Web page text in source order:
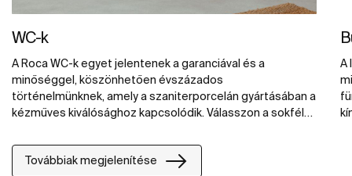
WC-k
A Roca WC-k egyet jelentenek a garanciával és a
minőséggel, köszönhetően évszázados
történelmünknek, amely a szaniterporcelán gyártásában a
kézműves kiválósághoz kapcsolódik. Válasszon a sokféle
álló WC-k és In-Tank WC-k.
A
Továbbiak megjelenítése